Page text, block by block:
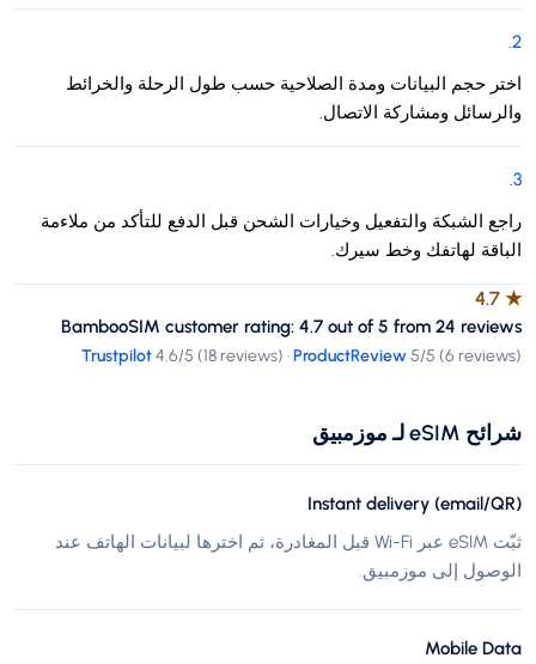
2
.
اختر حجم البيانات ومدة الصلاحية حسب طول الرحلة والخرائط
والرسائل ومشاركة الاتصال.
3
.
راجع الشبكة والتفعيل وخيارات الشحن قبل الدفع للتأكد من ملاءمة
الباقة لهاتفك وخط سيرك.
★
4.7
BambooSIM customer rating: 4.7 out of 5 from 24 reviews
Trustpilot4.6/5 (18 reviews) ·ProductReview5/5 (6 reviews)
شرائح eSIM لـ موزمبيق
Instant delivery (email/QR)
ثبّت eSIM عبر Wi-Fi قبل المغادرة، ثم اخترها لبيانات الهاتف عند
الوصول إلى موزمبيق.
Mobile Data